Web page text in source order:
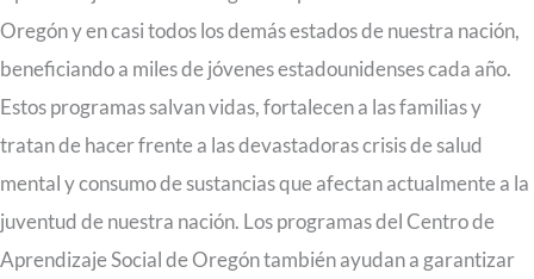
Oregón y en casi todos los demás estados de nuestra nación,
beneficiando a miles de jóvenes estadounidenses cada año.
Estos programas salvan vidas, fortalecen a las familias y
tratan de hacer frente a las devastadoras crisis de salud
mental y consumo de sustancias que afectan actualmente a la
juventud de nuestra nación. Los programas del Centro de
Aprendizaje Social de Oregón también ayudan a garantizar